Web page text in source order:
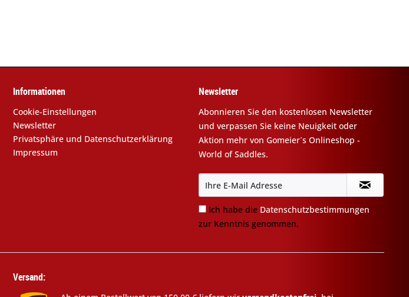
Informationen
Cookie-Einstellungen
Newsletter
Privatsphäre und Datenschutzerklärung
Impressum
Newsletter
Abonnieren Sie den kostenlosen Newsletter
und verpassen Sie keine Neuigkeit oder
Aktion mehr von Gomeier´s Onlineshop -
World of Saddles.
Ich habe die Datenschutzbestimmungen
zur Kenntnis genommen.
Versand: